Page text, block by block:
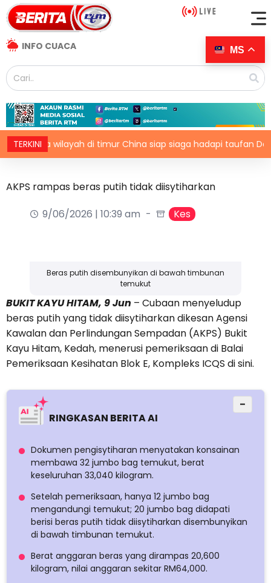
INFO CUACA
TERKINI
Dua wilayah di timur China siap siaga hadapi taufan Dolphin
AKPS rampas beras putih tidak diisytiharkan
9/06/2026 | 10:39 am
Kes
Beras putih disembunyikan di bawah timbunan
temukut
BUKIT KAYU HITAM, 9 Jun – Cubaan menyeludup
beras putih yang tidak diisytiharkan dikesan Agensi
Kawalan dan Perlindungan Sempadan (AKPS) Bukit
Kayu Hitam, Kedah, menerusi pemeriksaan di Balai
Pemeriksaan Kesihatan Blok E, Kompleks ICQS di sini.
RINGKASAN BERITA AI
−
Dokumen pengisytiharan menyatakan konsainan
membawa 32 jumbo bag temukut, berat
keseluruhan 33,040 kilogram.
Setelah pemeriksaan, hanya 12 jumbo bag
mengandungi temukut; 20 jumbo bag didapati
berisi beras putih tidak diisytiharkan disembunyikan
di bawah timbunan temukut.
Berat anggaran beras yang dirampas 20,600
kilogram, nilai anggaran sekitar RM64,000.
MS